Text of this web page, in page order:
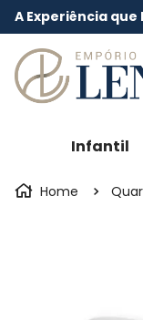
A Experiência que
Infantil